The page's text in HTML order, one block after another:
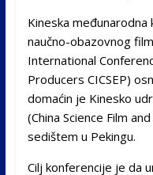
Kineska
naučno-obazovnog
International
Producers CICSEP)
domaćin je Kinesko
(China Science Film
sedištem u Pekingu.
Cilj konferencije je da